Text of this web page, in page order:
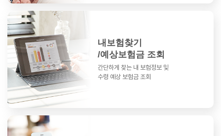
내보험찾기
/예상보험금 조회
간단하게 찾는 내 보험정보 및
수령 예상 보험금 조회